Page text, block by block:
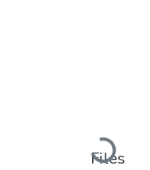
Loading...
Files